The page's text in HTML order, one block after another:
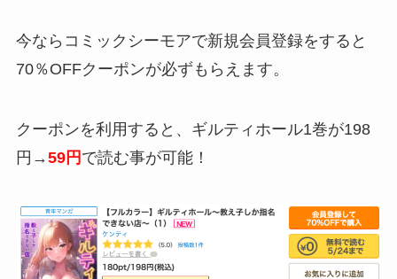
今ならコミックシーモアで新規会員登録をすると
70％OFFクーポンが必ずもらえます。
クーポンを利用すると、ギルティホール1巻が198
円→59円 で読む事が可能！